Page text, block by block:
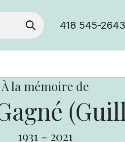
418 545-2643
À la mémoire de
1931 - 2021